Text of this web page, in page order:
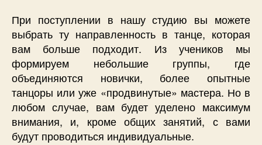
При поступлении в нашу студию вы можете
выбрать ту направленность в танце, которая
вам больше подходит. Из учеников мы
формируем небольшие группы, где
объединяются новички, более опытные
танцоры или уже «продвинутые» мастера. Но в
любом случае, вам будет уделено максимум
внимания, и, кроме общих занятий, с вами
будут проводиться индивидуальные.